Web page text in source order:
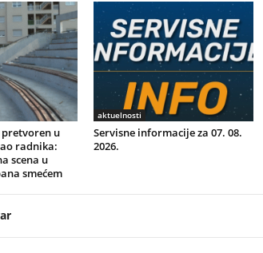
u
radnika:
scena u
smećem
aktuelnosti
Servisne informacije za 07. 08.
2026.